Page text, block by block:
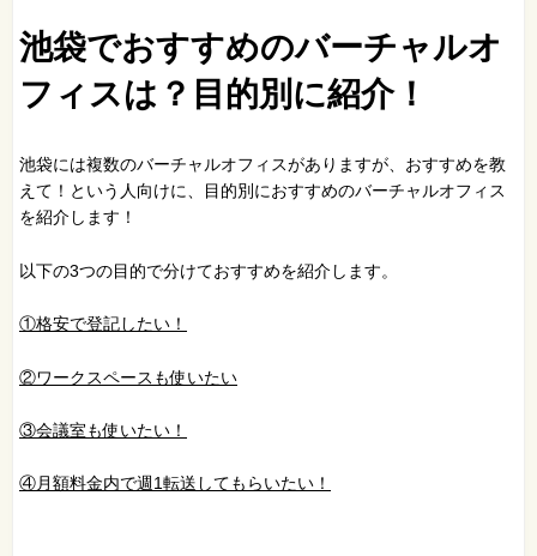
池袋でおすすめのバーチャルオ
フィスは？目的別に紹介！
池袋には複数のバーチャルオフィスがありますが、おすすめを教
えて！という人向けに、目的別におすすめのバーチャルオフィス
を紹介します！
以下の3つの目的で分けておすすめを紹介します。
①格安で登記したい！
②ワークスペースも使いたい
③会議室も使いたい！
④月額料金内で週1転送してもらいたい！